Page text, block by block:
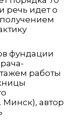
речь идет о
получением
фундации
работы
Минск), автор